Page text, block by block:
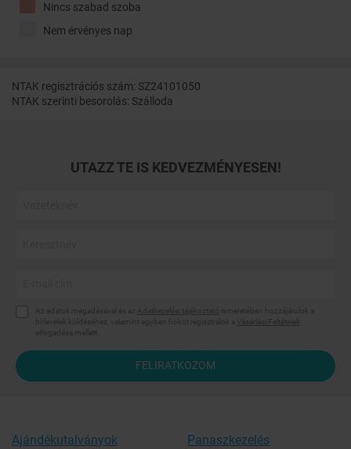
Nincs szabad szoba
Nem érvényes nap
NTAK regisztrációs szám: SZ24101050
NTAK szerinti besorolás: Szálloda
UTAZZ TE IS KEDVEZMÉNYESEN!
FELIRATKOZOM
Ajándékutalványok
Panaszkezelés